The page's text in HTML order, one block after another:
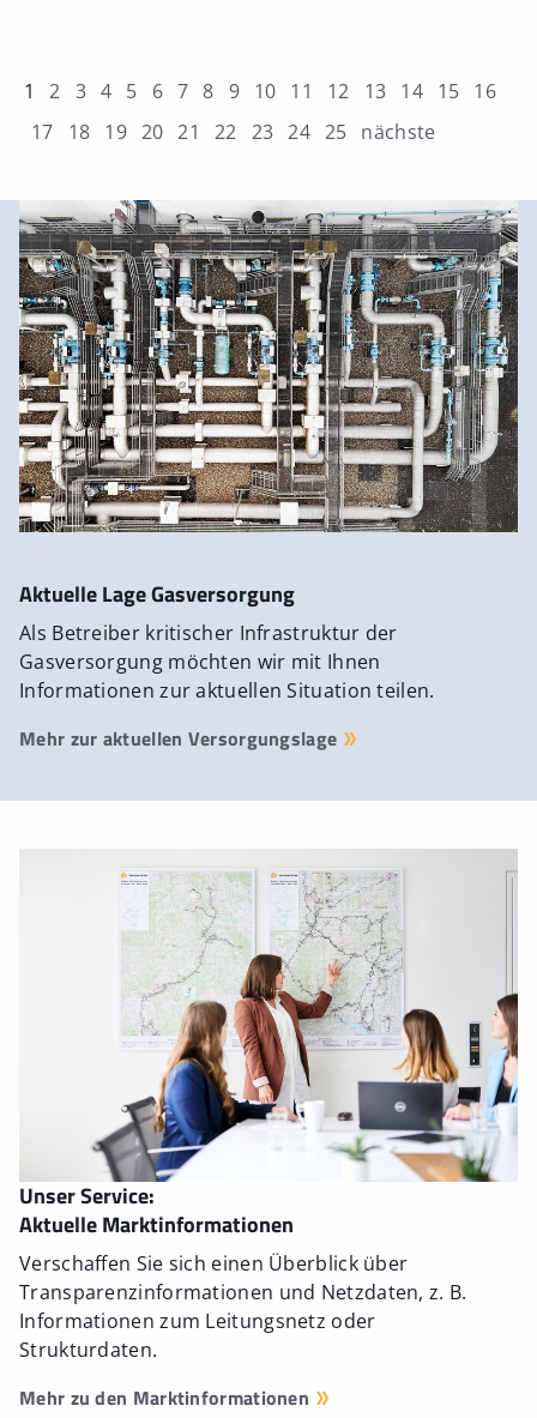
1 2 3 4 5 6 7 8 9 10 11 12 13 14 15 16
17
18 19 20 21 22 23 24 25 nächste
Aktuelle Lage Gasversorgung
Als Betreiber kritischer Infrastruktur der
Gasversorgung möchten wir mit Ihnen
Informationen zur aktuellen Situation teilen.
Mehr zur aktuellen Versorgungslage
Unser Service:
Aktuelle Marktinformationen
Verschaffen Sie sich einen Überblick über
Transparenzinformationen und Netzdaten, z. B.
Informationen zum Leitungsnetz oder
Strukturdaten.
Mehr zu den Marktinformationen